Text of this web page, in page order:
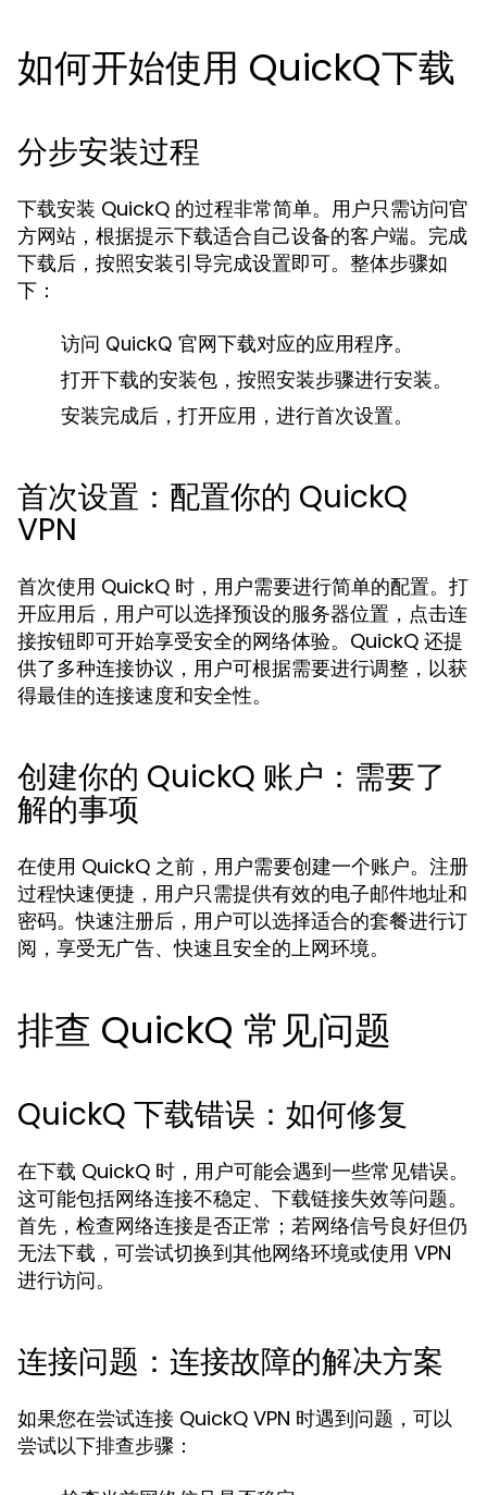
如何开始使用 QuickQ下载
分步安装过程
下载安装 QuickQ 的过程非常简单。用户只需访问官
方网站，根据提示下载适合自己设备的客户端。完成
下载后，按照安装引导完成设置即可。整体步骤如
下：
访问 QuickQ 官网下载对应的应用程序。
打开下载的安装包，按照安装步骤进行安装。
安装完成后，打开应用，进行首次设置。
首次设置：配置你的 QuickQ
VPN
首次使用 QuickQ 时，用户需要进行简单的配置。打
开应用后，用户可以选择预设的服务器位置，点击连
接按钮即可开始享受安全的网络体验。QuickQ 还提
供了多种连接协议，用户可根据需要进行调整，以获
得最佳的连接速度和安全性。
创建你的 QuickQ 账户：需要了
解的事项
在使用 QuickQ 之前，用户需要创建一个账户。注册
过程快速便捷，用户只需提供有效的电子邮件地址和
密码。快速注册后，用户可以选择适合的套餐进行订
阅，享受无广告、快速且安全的上网环境。
排查 QuickQ 常见问题
QuickQ 下载错误：如何修复
在下载 QuickQ 时，用户可能会遇到一些常见错误。
这可能包括网络连接不稳定、下载链接失效等问题。
首先，检查网络连接是否正常；若网络信号良好但仍
无法下载，可尝试切换到其他网络环境或使用 VPN
进行访问。
连接问题：连接故障的解决方案
如果您在尝试连接 QuickQ VPN 时遇到问题，可以
尝试以下排查步骤：